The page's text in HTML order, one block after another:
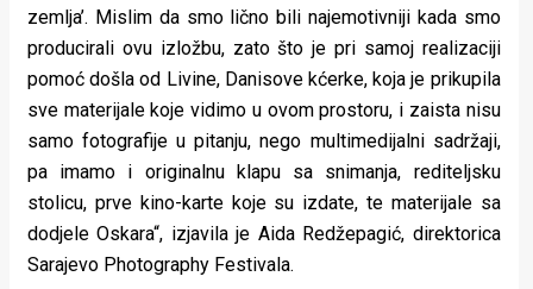
zemlja’. Mislim da smo lično bili najemotivniji kada smo
producirali ovu izložbu, zato što je pri samoj realizaciji
pomoć došla od Livine, Danisove kćerke, koja je prikupila
sve materijale koje vidimo u ovom prostoru, i zaista nisu
samo fotografije u pitanju, nego multimedijalni sadržaji,
pa imamo i originalnu klapu sa snimanja, rediteljsku
stolicu, prve kino-karte koje su izdate, te materijale sa
dodjele Oskara“, izjavila je Aida Redžepagić, direktorica
Sarajevo Photography Festivala.